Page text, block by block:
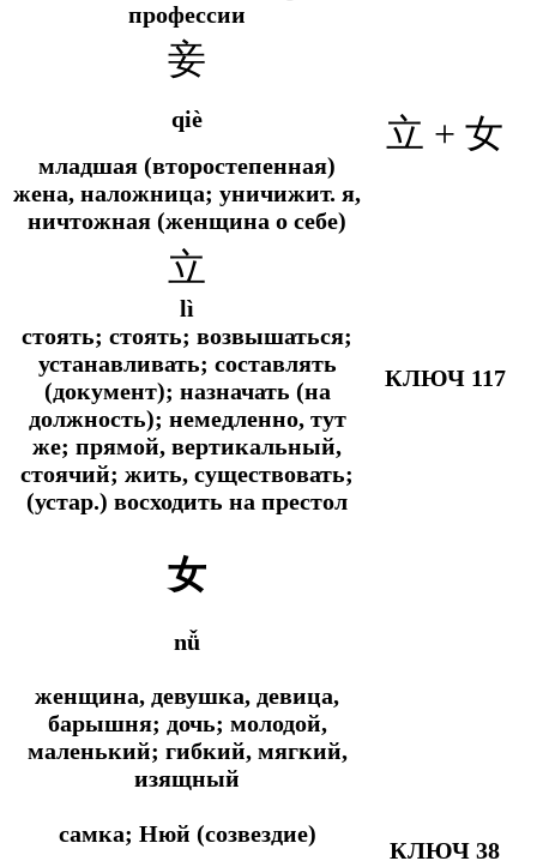
профессии
妾
qiè
младшая (второстепенная)
жена, наложница; уничижит. я,
ничтожная (женщина о себе)
立 + 女
立
lì
стоять; стоять; возвышаться;
устанавливать; составлять
(документ); назначать (на
должность); немедленно, тут
же; прямой, вертикальный,
стоячий; жить, существовать;
(устар.) восходить на престол
КЛЮЧ 117
女
nǚ
женщина, девушка, девица,
барышня; дочь; молодой,
маленький; гибкий, мягкий,
изящный
самка; Нюй (созвездие)
КЛЮЧ 38